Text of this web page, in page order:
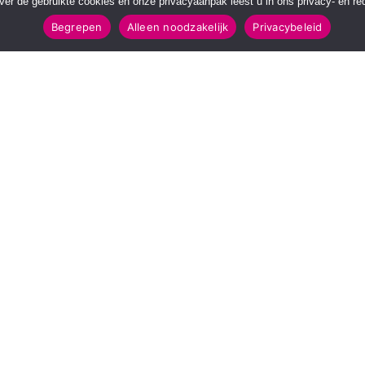
Begrepen Alleen noodzakelijk Privacybeleid